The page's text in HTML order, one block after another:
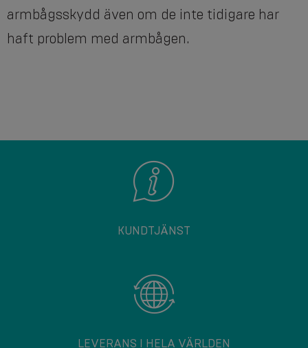
armbågsskydd även om de inte tidigare har
haft problem med armbågen.
KUNDTJÄNST
LEVERANS I HELA VÄRLDEN